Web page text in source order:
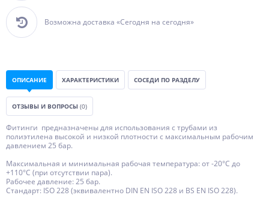
Возможна доставка «Сегодня на сегодня»
ОПИСАНИЕ ХАРАКТЕРИСТИКИ СОСЕДИ ПО РАЗДЕЛУ
ОТЗЫВЫ И ВОПРОСЫ (0)
Фитинги предназначены для использования с трубами из
полиэтилена высокой и низкой плотности с максимальным рабочим
давлением 25 бар.
Максимальная и минимальная рабочая температура: от -20°C до
+110°C (при отсутствии пара).
Рабочее давление: 25 бар.
Стандарт: ISO 228 (эквивалентно DIN EN ISO 228 и BS EN ISO 228).